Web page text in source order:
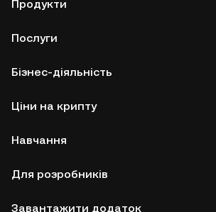
Продукти
Послуги
Бізнес-діяльність
Ціни на крипту
Навчання
Для розробників
Завантажити додаток